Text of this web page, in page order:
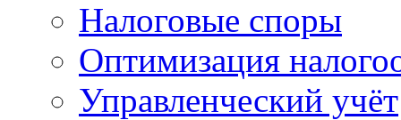
Налоговые споры
Оптимизация
Управленческий учёт